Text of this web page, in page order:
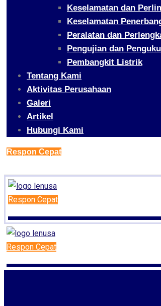
Keselamatan dan
Keselamatan
Peralatan dan
Pengujian dan
Pembangkit Listrik
Tentang Kami
Aktivitas Perusahaan
Galeri
Artikel
Hubungi Kami
Respon Cepat
Respon Cepat
Respon Cepat